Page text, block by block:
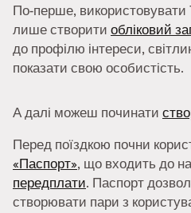
По-перше, використовувати
лише створити обліковий
до профілю інтереси,
показати свою особистість.
А далі можеш починати
Перед поїздкою почни
«Паспорт», що входить до
передплати. Паспорт
створювати пари з